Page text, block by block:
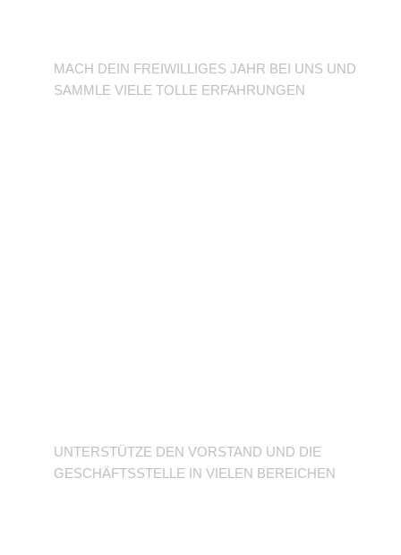
MACH DEIN FREIWILLIGES JAHR BEI UNS UND
SAMMLE VIELE TOLLE ERFAHRUNGEN
UNTERSTÜTZE DEN VORSTAND UND DIE
GESCHÄFTSSTELLE IN VIELEN BEREICHEN